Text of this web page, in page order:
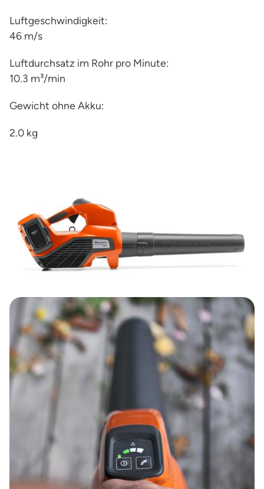
Luftgeschwindigkeit:
46 m/s
Luftdurchsatz im Rohr pro Minute:
10.3 m³/min
Gewicht ohne Akku:
2.0 kg